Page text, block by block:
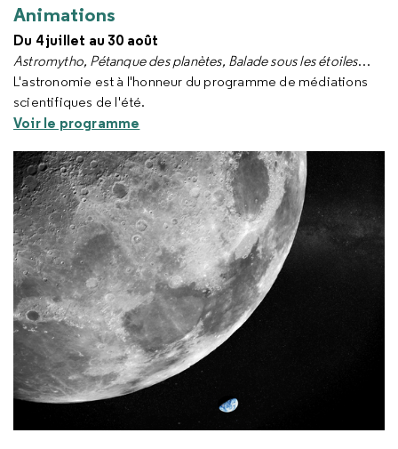
Animations
Du 4 juillet au 30 août
Astromytho, Pétanque des planètes, Balade sous les étoiles…
L'astronomie est à l'honneur du programme de médiations
scientifiques de l'été.
Voir le programme